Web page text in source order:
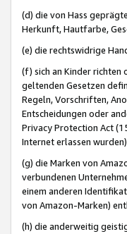
(d) die von Hass
Herkunft, Hautfarbe,
(e) die rechtswidrige
(f) sich an Kinder richten
geltenden Gesetzen
Regeln, Vorschriften,
Entscheidungen oder
Privacy Protection Act
Internet erlassen
(g) die Marken von
verbundenen
einem anderen
von Amazon-Marken)
(h) die anderweitig